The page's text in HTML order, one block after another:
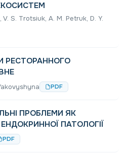
S. Trotsiuk, А. М. Petruk, D. Y.
РЕСТОРАННОГО
PDF
ПРОБЛЕМИ ЯК
ПАТОЛОГІЇ
PDF